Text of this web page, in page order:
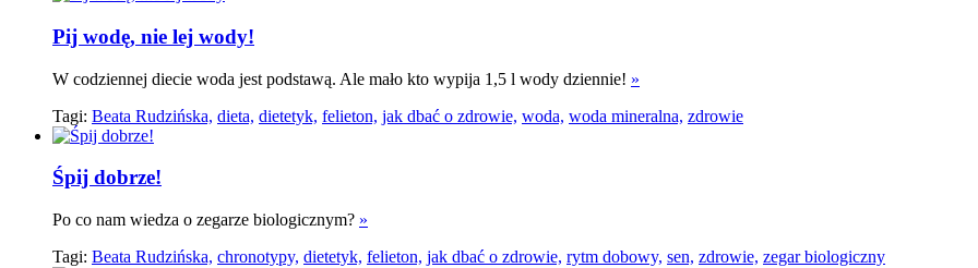
Pij wodę, nie lej wody!
W codziennej diecie woda jest podstawą. Ale mało kto wypija 1,5 l wody dziennie! »
Tagi: Beata Rudzińska, dieta, dietetyk, felieton, jak dbać o zdrowie, woda, woda mineralna, zdrowie
Śpij dobrze!
Po co nam wiedza o zegarze biologicznym? »
Tagi: Beata Rudzińska, chronotypy, dietetyk, felieton, jak dbać o zdrowie, rytm dobowy, sen, zdrowie, zegar biologiczny